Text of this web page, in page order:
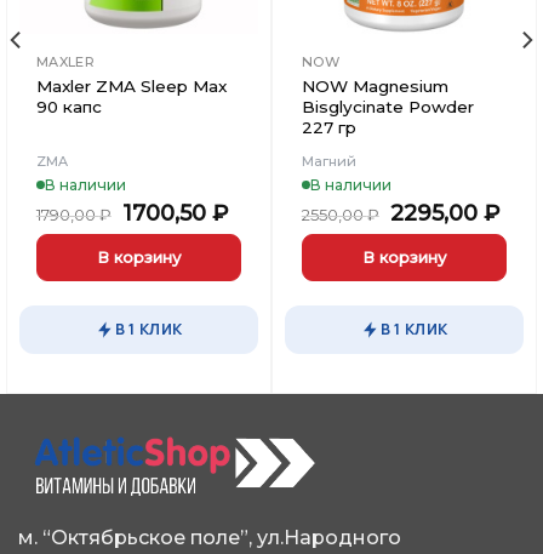
MAXLER
Maxler ZMA Sleep Max
90 капс
ZMA
В наличии
1790,00₽
Первоначальная
цена
составляла
1790,00 ₽.
1700,50 ₽Текущая
цена:
В корзину
В 1 КЛИК
NOW
NOW Magnesium
Bisglycinate Powder
227 гр
Магний
В наличии
2550,00₽
цена
составляла
2550,00 ₽.
2295,00 ₽
В корзину
В 1 КЛИК
м. “Октябрьское поле”, ул.Народного